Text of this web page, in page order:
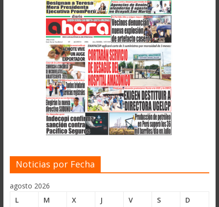
Noticias por Fecha
agosto 2026
L
M X J V S
D